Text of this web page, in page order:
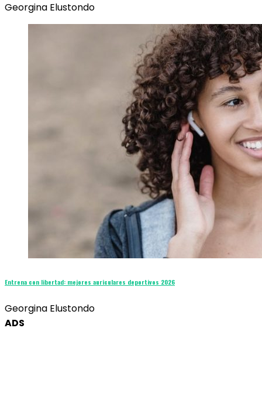
Georgina Elustondo
Entrena con libertad: mejores auriculares deportivos 2026
Georgina Elustondo
ADS